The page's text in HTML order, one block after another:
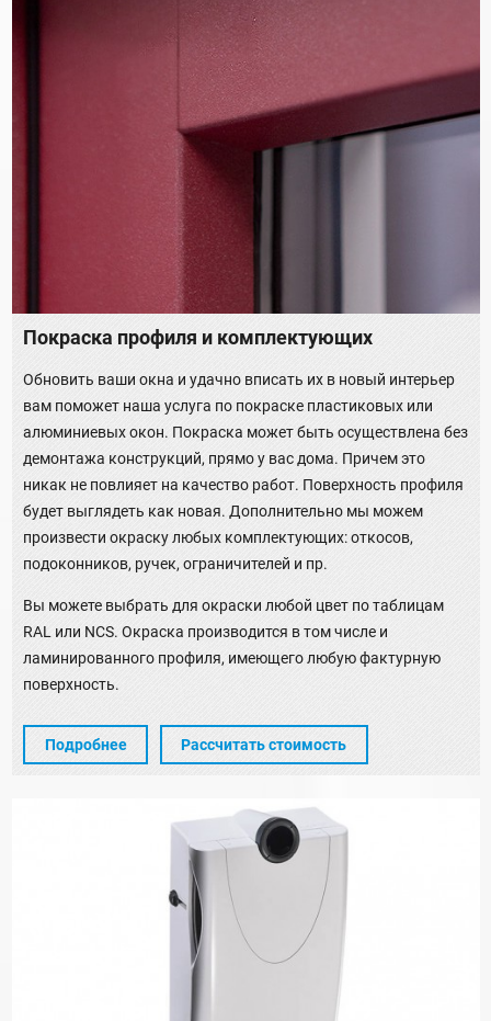
Покраска профиля и комплектующих
Обновить ваши окна и удачно вписать их в новый интерьер
вам поможет наша услуга по покраске пластиковых или
алюминиевых окон. Покраска может быть осуществлена без
демонтажа конструкций, прямо у вас дома. Причем это
никак не повлияет на качество работ. Поверхность профиля
будет выглядеть как новая. Дополнительно мы можем
произвести окраску любых комплектующих: откосов,
подоконников, ручек, ограничителей и пр.
Вы можете выбрать для окраски любой цвет по таблицам
RAL или NCS. Окраска производится в том числе и
ламинированного профиля, имеющего любую фактурную
поверхность.
Подробнее Рассчитать стоимость